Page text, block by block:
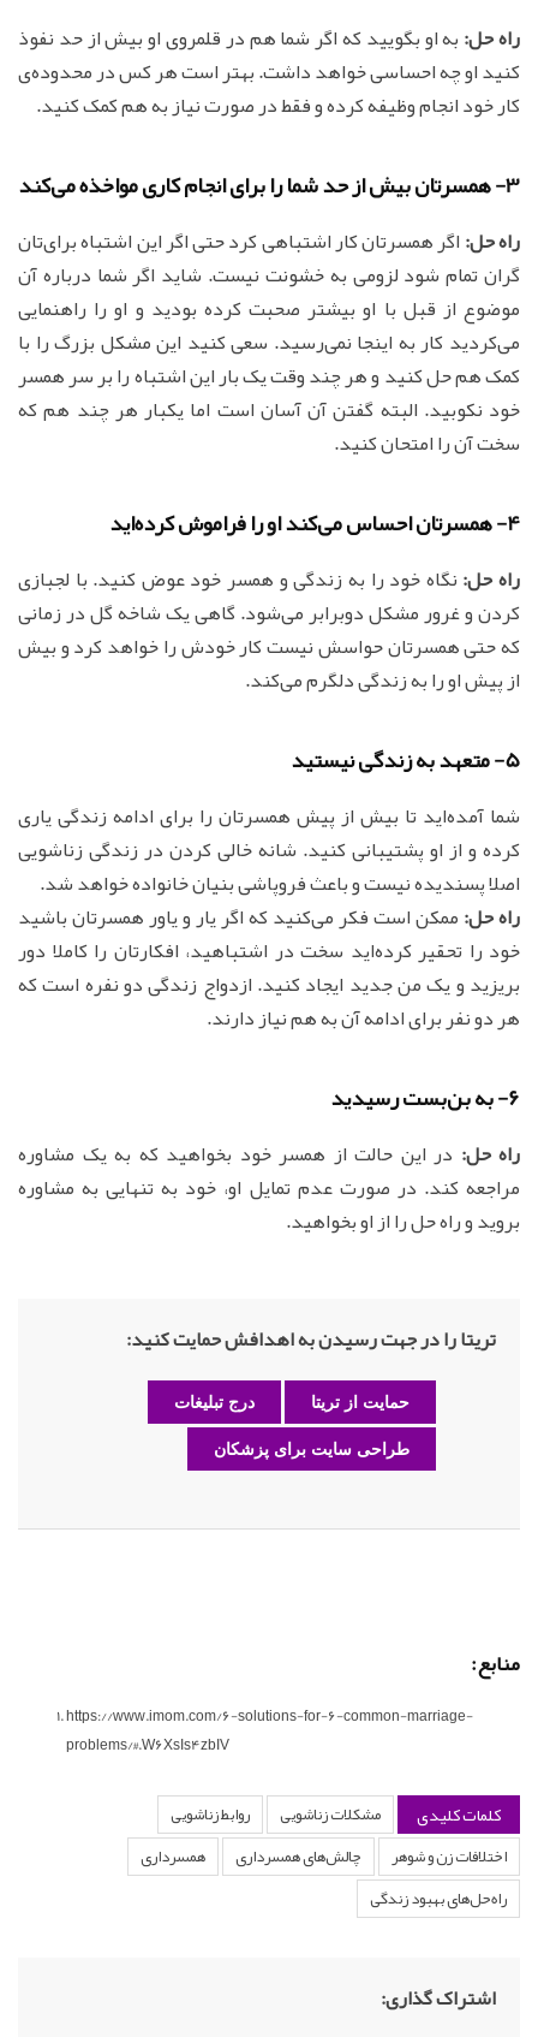
راه حل:به او بگویید که اگر شما هم در قلمروی او بیش از حد نفوذ
کنید او چه احساسی خواهد داشت. بهتر است هر کس در محدوده‌ی
کار خود انجام وظیفه کرده و فقط در صورت نیاز به هم کمک کنید.
3- همسرتان بیش از حد شما را برای انجام کاری مواخذه می‌کند
راه حل:اگر همسرتان کار اشتباهی کرد حتی اگر این اشتباه برای‌تان
گران تمام شود لزومی به خشونت نیست. شاید اگر شما درباره آن
موضوع از قبل با او بیشتر صحبت کرده بودید و او را راهنمایی
می‌کردید کار به اینجا نمی‌رسید. سعی کنید این مشکل بزرگ را با
کمک هم حل کنید و هر چند وقت یک بار این اشتباه را بر سر همسر
خود نکوبید. البته گفتن آن آسان است اما یکبار هر چند هم که
سخت آن را امتحان کنید.
4- همسرتان احساس می‌کند او را فراموش کرده‌اید
راه حل:نگاه خود را به زندگی و همسر خود عوض کنید. با لجبازی
کردن و غرور مشکل دوبرابر می‌شود. گاهی یک شاخه گل در زمانی
که حتی همسرتان حواسش نیست کار خودش را خواهد کرد و بیش
از پیش او را به زندگی دلگرم می‌کند.
5- متعهد به زندگی نیستید
شما آمده‌اید تا بیش از پیش همسرتان را برای ادامه زندگی یاری
کرده و از او پشتیبانی کنید. شانه خالی کردن در زندگی زناشویی
اصلا پسندیده نیست و باعث فروپاشی بنیان خانواده خواهد شد.
راه حل:ممکن است فکر می‌کنید که اگر یار و یاور همسرتان باشید
خود را تحقیر کرده‌اید سخت در اشتباهید، افکارتان را کاملا دور
بریزید و یک من جدید ایجاد کنید. ازدواج زندگی دو نفره است که
هر دو نفر برای ادامه آن به هم نیاز دارند.
6- به بن‌بست رسیدید
راه حل: در این حالت از همسر خود بخواهید که به یک مشاوره
مراجعه کند. در صورت عدم تمایل او، خود به تنهایی به مشاوره
بروید و راه حل را از او بخواهید.
تریتا را در جهت رسیدن به اهدافش حمایت کنید:
حمایت از تریتا درج تبلیغات
طراحی سایت برای پزشکان
منابع:
https://www.imom.com/6-solutions-for-6-common-marriage-
problems/#.W6XsIs4zbIV
کلمات کلیدی مشکلات زناشویی
روابط زناشویی
اختلافات زن و شوهر
چالش‌های همسرداری
همسرداری
راه‌حل‌های بهبود زندگی
اشتراک گذاری: